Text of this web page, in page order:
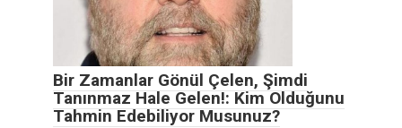
Bir Zamanlar Gönül Çelen, Şimdi
Tanınmaz Hale Gelen!: Kim Olduğunu
Tahmin Edebiliyor Musunuz?